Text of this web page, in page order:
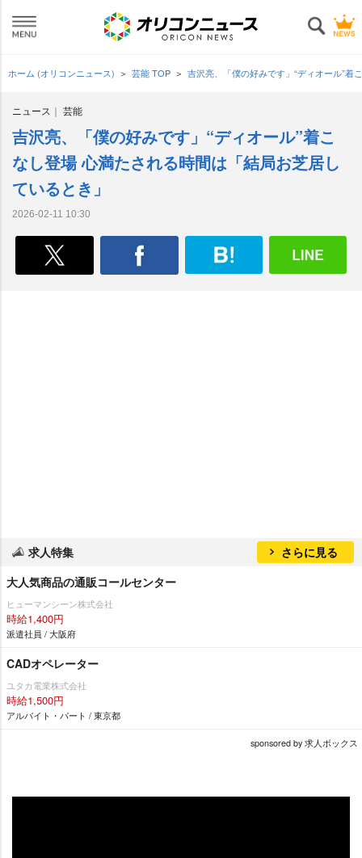
ホーム (オリコンニュース) 芸能 TOP 吉沢亮、「僕の好みです」“ディオール”
ニュース 芸能
吉沢亮、「僕の好みです」“ディオール”着こ
なし登場 心満たされる時間は「結局お芝居し
ているとき」
2026-02-11 10:30
求人特集
さらに見る
大人気商品の通販コールセンター
ヒューマンシーン株式会社
時給1,400円
派遣社員 / 大阪府
CADオペレーター
ユタカ電業株式会社
時給1,500円
アルバイト・パート / 東京都
sponsored by 求人ボックス